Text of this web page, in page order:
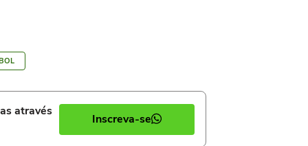
através
Inscreva-se